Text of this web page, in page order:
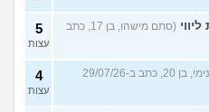
(סתם מישהו, בן 17, כתב
5
עצות
(אנונימי, בן 20, כתב ב-29/07/26
4
עצות